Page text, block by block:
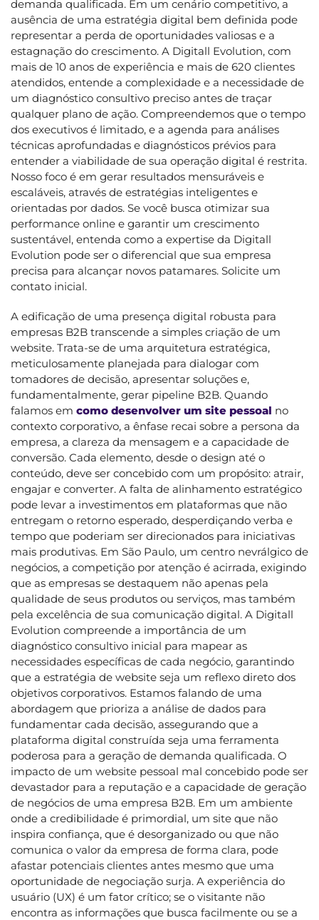
demanda qualificada. Em um cenário competitivo, a
ausência de uma estratégia digital bem definida pode
representar a perda de oportunidades valiosas e a
estagnação do crescimento. A Digitall Evolution, com
mais de 10 anos de experiência e mais de 620 clientes
atendidos, entende a complexidade e a necessidade de
um diagnóstico consultivo preciso antes de traçar
qualquer plano de ação. Compreendemos que o tempo
dos executivos é limitado, e a agenda para análises
técnicas aprofundadas e diagnósticos prévios para
entender a viabilidade de sua operação digital é restrita.
Nosso foco é em gerar resultados mensuráveis e
escaláveis, através de estratégias inteligentes e
orientadas por dados. Se você busca otimizar sua
performance online e garantir um crescimento
sustentável, entenda como a expertise da Digitall
Evolution pode ser o diferencial que sua empresa
precisa para alcançar novos patamares. Solicite um
contato inicial.
A edificação de uma presença digital robusta para
empresas B2B transcende a simples criação de um
website. Trata-se de uma arquitetura estratégica,
meticulosamente planejada para dialogar com
tomadores de decisão, apresentar soluções e,
fundamentalmente, gerar pipeline B2B. Quando
falamos em como desenvolver um site pessoal no
contexto corporativo, a ênfase recai sobre a persona da
empresa, a clareza da mensagem e a capacidade de
conversão. Cada elemento, desde o design até o
conteúdo, deve ser concebido com um propósito: atrair,
engajar e converter. A falta de alinhamento estratégico
pode levar a investimentos em plataformas que não
entregam o retorno esperado, desperdiçando verba e
tempo que poderiam ser direcionados para iniciativas
mais produtivas. Em São Paulo, um centro nevrálgico de
negócios, a competição por atenção é acirrada, exigindo
que as empresas se destaquem não apenas pela
qualidade de seus produtos ou serviços, mas também
pela excelência de sua comunicação digital. A Digitall
Evolution compreende a importância de um
diagnóstico consultivo inicial para mapear as
necessidades específicas de cada negócio, garantindo
que a estratégia de website seja um reflexo direto dos
objetivos corporativos. Estamos falando de uma
abordagem que prioriza a análise de dados para
fundamentar cada decisão, assegurando que a
plataforma digital construída seja uma ferramenta
poderosa para a geração de demanda qualificada. O
impacto de um website pessoal mal concebido pode ser
devastador para a reputação e a capacidade de geração
de negócios de uma empresa B2B. Em um ambiente
onde a credibilidade é primordial, um site que não
inspira confiança, que é desorganizado ou que não
comunica o valor da empresa de forma clara, pode
afastar potenciais clientes antes mesmo que uma
oportunidade de negociação surja. A experiência do
usuário (UX) é um fator crítico; se o visitante não
encontra as informações que busca facilmente ou se a